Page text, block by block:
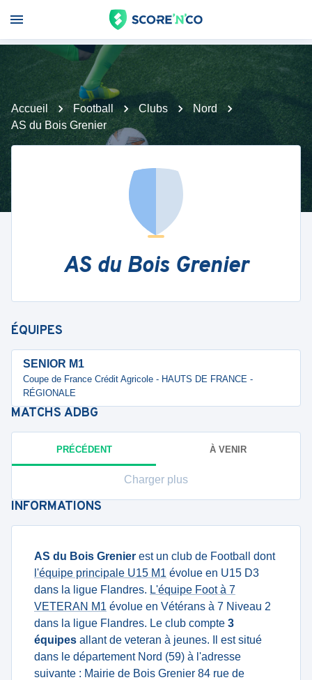
Accueil Football Clubs
Nord
AS du Bois Grenier
AS du Bois Grenier
ÉQUIPES
SENIOR M1
Coupe de France Crédit Agricole - HAUTS DE FRANCE -
RÉGIONALE
MATCHS ADBG
PRÉCÉDENT À VENIR
Charger plus
INFORMATIONS
AS du Bois Grenier est un club de Football dont
l'équipe principale U15 M1 évolue en U15 D3
dans la ligue Flandres. L'équipe Foot à 7
VETERAN M1 évolue en Vétérans à 7 Niveau 2
dans la ligue Flandres. Le club compte 3
équipes allant de veteran à jeunes. Il est situé
dans le département Nord (59) à l'adresse
suivante : Mairie de Bois Grenier 84 rue de